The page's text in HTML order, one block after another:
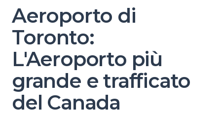
Aeroporto di
Toronto:
L'Aeroporto più
grande e trafficato
del Canada